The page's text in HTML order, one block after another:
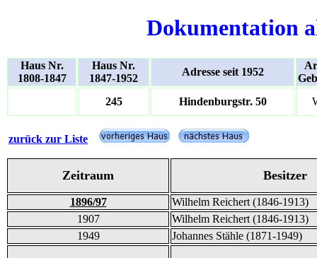
Dokumentation
Haus Nr.
1808-1847
Haus Nr.
1847-1952
Adresse seit 1952
245
Hindenburgstr. 50
zurück zur Liste
Zeitraum Besitzer
1896/97
Wilhelm Reichert (1846-1913)
1907
Wilhelm Reichert (1846-1913)
1949
Johannes Stähle (1871-1949)